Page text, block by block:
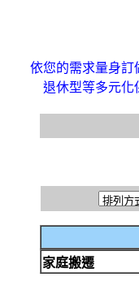
依您的需求量身訂
退休型等多元化
家庭搬遷